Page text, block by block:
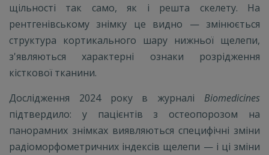
щільності так само, як і решта скелету. На
рентгенівському знімку це видно — змінюється
структура кортикального шару нижньої щелепи,
з'являються характерні ознаки розрідження
кісткової тканини.
Дослідження 2024 року в журналі Biomedicines
підтвердило: у пацієнтів з остеопорозом на
панорамних знімках виявляються специфічні зміни
радіоморфометричних індексів щелепи — і ці зміни